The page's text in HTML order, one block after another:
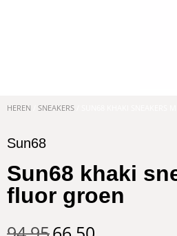
HEREN SNEAKERS
Sun68
Sun68 khaki
fluor groen